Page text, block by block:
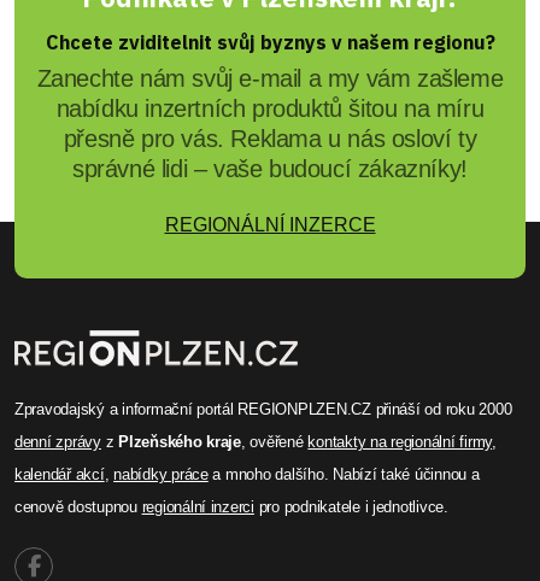
Chcete zviditelnit svůj byznys v našem regionu?
Zanechte nám svůj e-mail a my vám zašleme
nabídku inzertních produktů šitou na míru
přesně pro vás. Reklama u nás osloví ty
správné lidi – vaše budoucí zákazníky!
REGIONÁLNÍ INZERCE
Zpravodajský a informační portál REGIONPLZEN.CZ přináší od roku 2000
denní zprávyzPlzeňského kraje, ověřenékontakty na regionální firmy,
kalendář akcí,nabídky prácea mnoho dalšího. Nabízí také účinnou a
cenově dostupnou regionální inzerci pro podnikatele i jednotlivce.